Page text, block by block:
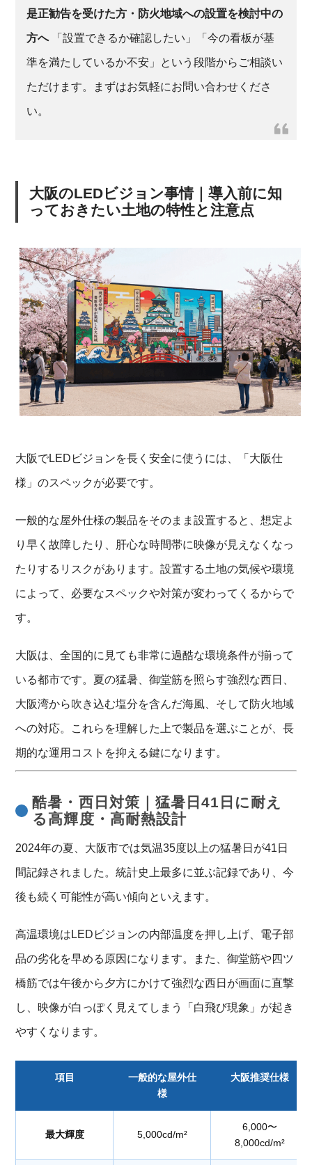
是正勧告を受けた方・防火地域への設置を検討中の
方へ「設置できるか確認したい」「今の看板が基
準を満たしているか不安」という段階からご相談い
ただけます。まずはお気軽にお問い合わせくださ
い。
大阪のLEDビジョン事情｜導入前に知
っておきたい土地の特性と注意点
大阪でLEDビジョンを長く安全に使うには、「大阪仕
様」のスペックが必要です。
一般的な屋外仕様の製品をそのまま設置すると、想定よ
り早く故障したり、肝心な時間帯に映像が見えなくなっ
たりするリスクがあります。設置する土地の気候や環境
によって、必要なスペックや対策が変わってくるからで
す。
大阪は、全国的に見ても非常に過酷な環境条件が揃って
いる都市です。夏の猛暑、御堂筋を照らす強烈な西日、
大阪湾から吹き込む塩分を含んだ海風、そして防火地域
への対応。これらを理解した上で製品を選ぶことが、長
期的な運用コストを抑える鍵になります。
酷暑・西日対策｜猛暑日41日に耐え
る高輝度・高耐熱設計
2024年の夏、大阪市では気温35度以上の猛暑日が41日
間記録されました。統計史上最多に並ぶ記録であり、今
後も続く可能性が高い傾向といえます。
高温環境はLEDビジョンの内部温度を押し上げ、電子部
品の劣化を早める原因になります。また、御堂筋や四ツ
橋筋では午後から夕方にかけて強烈な西日が画面に直撃
し、映像が白っぽく見えてしまう「白飛び現象」が起き
やすくなります。
項目
一般的な屋外仕
様
大阪推奨仕様
最大輝度 5,000cd/m²
6,000〜
8,000cd/m²